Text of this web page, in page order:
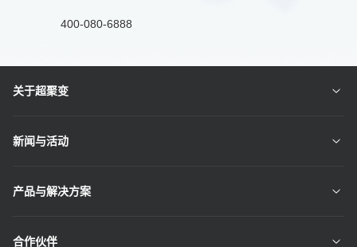
400-080-6888
关于超聚变
新闻与活动
产品与解决方案
合作伙伴